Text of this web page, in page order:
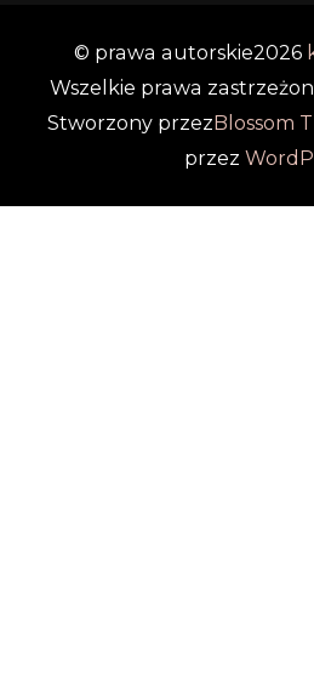
© prawa autorskie2026
Wszelkie prawa
Stworzony przez Blossom
przez